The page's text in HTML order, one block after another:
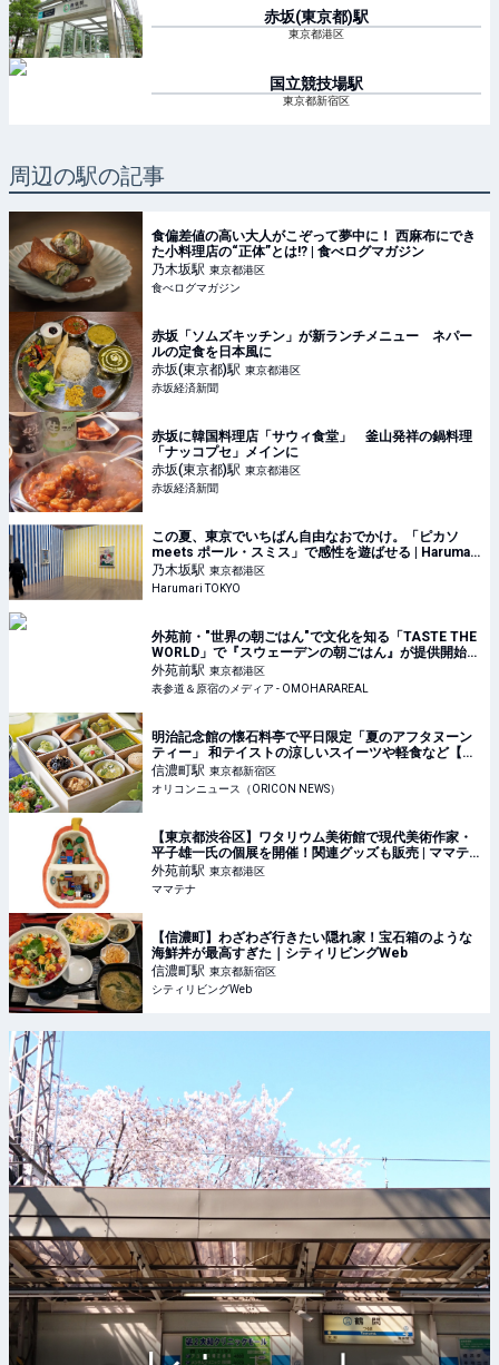
赤坂(東京都)駅
東京都港区
国立競技場駅
東京都新宿区
周辺の駅の記事
食偏差値の高い大人がこぞって夢中に！ 西麻布にでき
た小料理店の“正体”とは!? | 食べログマガジン
乃木坂駅 東京都港区
食べログマガジン
赤坂「ソムズキッチン」が新ランチメニュー ネパー
ルの定食を日本風に
赤坂(東京都)駅 東京都港区
赤坂経済新聞
赤坂に韓国料理店「サウィ食堂」 釜山発祥の鍋料理
「ナッコプセ」メインに
赤坂(東京都)駅 東京都港区
赤坂経済新聞
この夏、東京でいちばん自由なおでかけ。「ピカソ
meets ポール・スミス」で感性を遊ばせる | Harumari
TOKYO
乃木坂駅 東京都港区
Harumari TOKYO
外苑前・"世界の朝ごはん"で文化を知る「TASTE THE
WORLD」で『スウェーデンの朝ごはん』が提供開始
スウェーデンの夏の風物詩”ザリガニ”も｜表参道＆原
宿のメディア - OMOHARAREAL
外苑前駅 東京都港区
表参道＆原宿のメディア - OMOHARAREAL
明治記念館の懐石料亭で平日限定「夏のアフタヌーン
ティー」 和テイストの涼しいスイーツや軽食など【メ
ニュー＆価格】
信濃町駅 東京都新宿区
オリコンニュース（ORICON NEWS）
【東京都渋谷区】ワタリウム美術館で現代美術作家・
平子雄一氏の個展を開催！関連グッズも販売 | ママテ
ナ
外苑前駅 東京都港区
ママテナ
​【信濃町】わざわざ行きたい隠れ家！宝石箱のような
海鮮丼が最高すぎた｜シティリビングWeb
信濃町駅 東京都新宿区
シティリビングWeb